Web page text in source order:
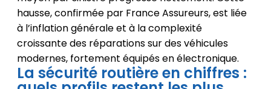
hausse, confirmée par France Assureurs, est liée
à l’inflation générale et à la complexité
croissante des réparations sur des véhicules
modernes, fortement équipés en électronique.
La sécurité routière en chiffres :